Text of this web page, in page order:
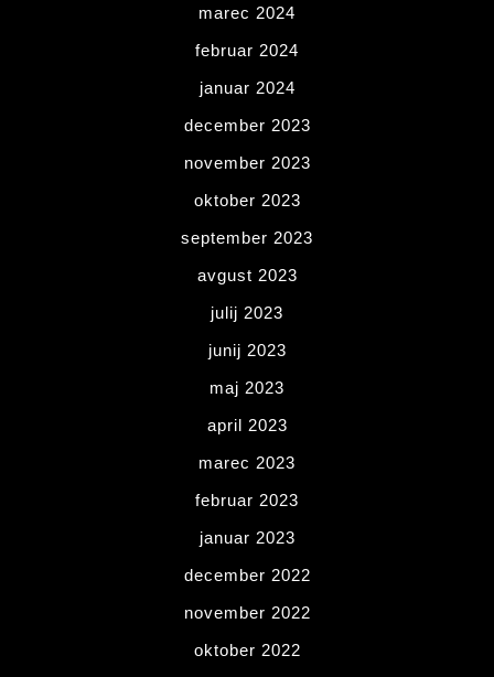
marec 2024
februar 2024
januar 2024
december 2023
november 2023
oktober 2023
september 2023
avgust 2023
julij 2023
junij 2023
maj 2023
april 2023
marec 2023
februar 2023
januar 2023
december 2022
november 2022
oktober 2022